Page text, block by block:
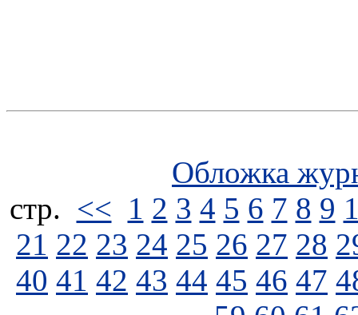
Обложка
стp. << 1 2 3 4 5 6 7 8 9
21 22 23 24 25 26 27 28
40 41 42 43 44 45 46 47